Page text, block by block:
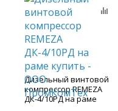
Дизельный винтовой
компрессор REMEZA
ДК-4/10РД на раме